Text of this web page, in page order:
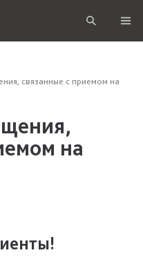
связанные с приемом на
на